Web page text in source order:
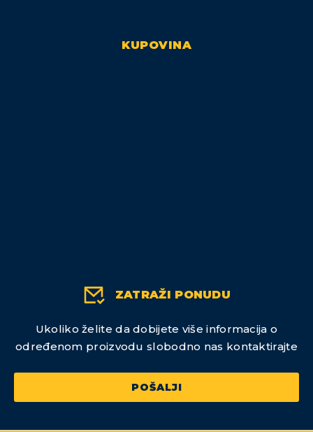
KUPOVINA
ZATRAŽI PONUDU
Ukoliko želite da dobijete više informacija o
određenom proizvodu slobodno nas kontaktirajte
POŠALJI